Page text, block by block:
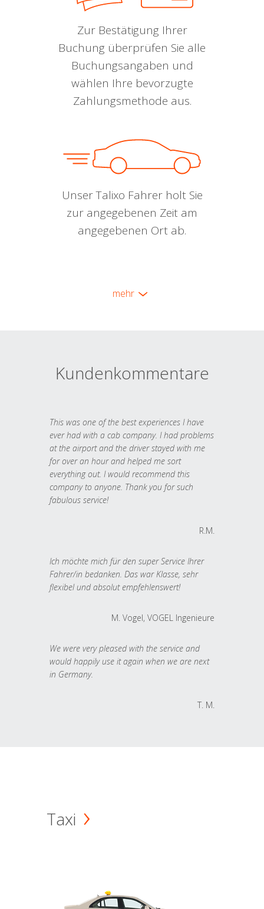
Zur Bestätigung Ihrer
Buchung überprüfen Sie alle
Buchungsangaben und
wählen Ihre bevorzugte
Zahlungsmethode aus.
Unser Talixo Fahrer holt Sie
zur angegebenen Zeit am
angegebenen Ort ab.
mehr
Kundenkommentare
This was one of the best experiences I have
ever had with a cab company. I had problems
at the airport and the driver stayed with me
for over an hour and helped me sort
everything out. I would recommend this
company to anyone. Thank you for such
fabulous service!
R.M.
Ich möchte mich für den super Service Ihrer
Fahrer/in bedanken. Das war Klasse, sehr
flexibel und absolut empfehlenswert!
M. Vogel, VOGEL Ingenieure
We were very pleased with the service and
would happily use it again when we are next
in Germany.
T. M.
Taxi